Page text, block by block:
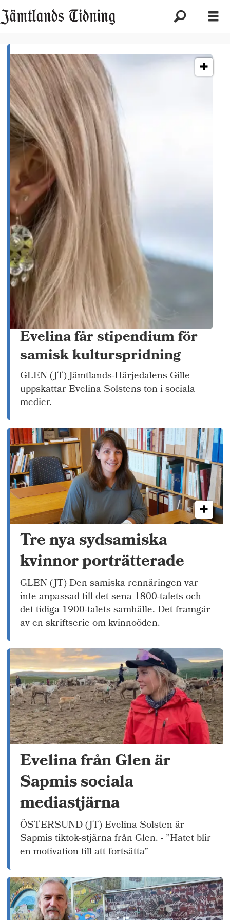
Etikett:
glen
Evelina får stipendium för
samisk kulturspridning
GLEN (JT) Jämtlands-Härjedalens Gille
uppskattar Evelina Solstens ton i sociala
medier.
Tre nya sydsamiska
kvinnor porträtterade
GLEN (JT) Den samiska rennäringen var
inte anpassad till det sena 1800-talets och
det tidiga 1900-talets samhälle. Det framgår
av en skriftserie om kvinnoöden.
Evelina från Glen är
Sapmis sociala
mediastjärna
ÖSTERSUND (JT) Evelina Solsten är
Sapmis tiktok-stjärna från Glen. - ”Hatet blir
en motivation till att fortsätta”